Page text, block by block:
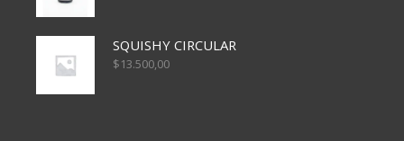
SQUISHY CIRCULAR
$13.500,00